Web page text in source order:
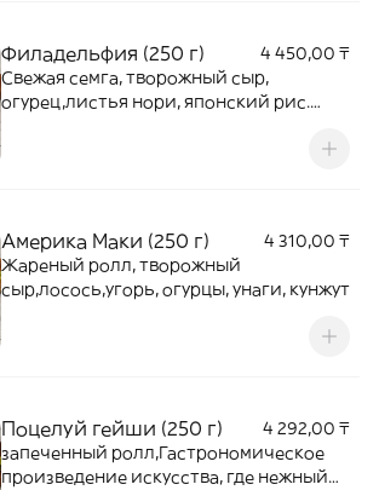
Филадельфия (250 г)
4 450,00 ₸
Свежая семга, творожный сыр,
огурец,листья нори, японский рис.
включены в достаточном количестве:
Америка Маки (250 г)
4 310,00 ₸
Жареный ролл, творожный
сыр,лосось,угорь, огурцы, унаги, кунжут
Поцелуй гейши (250 г)
4 292,00 ₸
запеченный ролл,Гастрономическое
произведение искусства, где нежный